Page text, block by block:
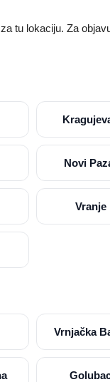
tu lokaciju. Za
Novi
Vranje
Vrnjačka